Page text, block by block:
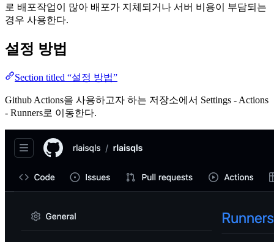
로 배포작업이 많아 배포가 지체되거나 서버 비용이 부담되는
경우 사용한다.
설정 방법
Section titled “설정 방법”
Github Actions을 사용하고자 하는 저장소에서 Settings - Actions
- Runners로 이동한다.